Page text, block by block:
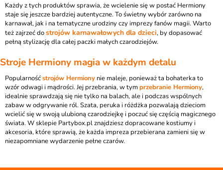
Każdy z tych produktów sprawia, że wcielenie się w postać Hermiony
staje się jeszcze bardziej autentyczne. To świetny wybór zarówno na
karnawał, jak i na tematyczne urodziny czy imprezy fanów magii. Warto
też zajrzeć dostrojów karnawałowych dla dzieci, by dopasować
pełną stylizację dla całej paczki małych czarodziejów.
Stroje Hermiony magia w każdym detalu
Popularnośćstrojów Hermiony nie maleje, ponieważ ta bohaterka to
wzór odwagi i mądrości. Jej przebrania, w tymprzebranie Hermiony,
idealnie sprawdzają się nie tylko na balach, ale i podczas wspólnych
zabaw w odgrywanie ról. Szata, peruka i różdżka pozwalają dzieciom
wcielić się w swoją ulubioną czarodziejkę i poczuć się częścią magicznego
świata. W sklepie Partybox.pl znajdziesz dopracowane kostiumy i
akcesoria, które sprawią, że każda impreza przebierana zamieni się w
niezapomniane wydarzenie pełne czarów.